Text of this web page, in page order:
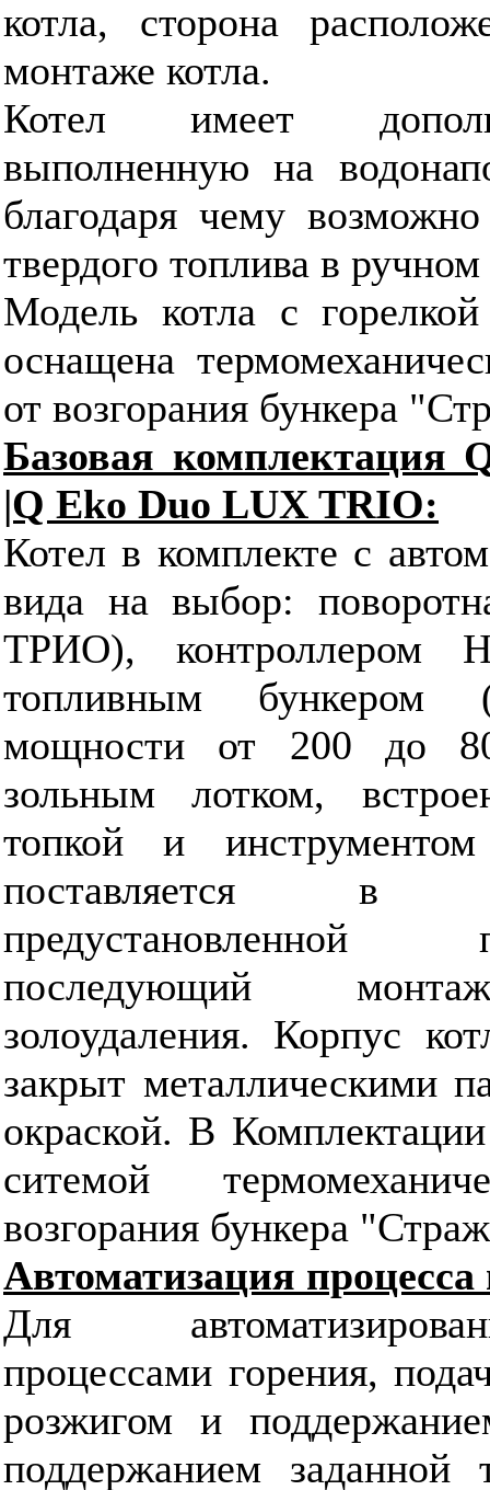
котла, сторона
монтаже котла.
Котел имеет
выполненную на
благодаря чему
твердого топлива в
Модель котла с
оснащена
от возгорания бункера
Базовая комплектация
|Q Eko Duo LUX TRIO:
Котел в комплекте c
вида на выбор:
ТРИО), контроллером
топливным бункером
мощности от 200 до
зольным лотком,
топкой и
поставляется в
последующий
золоудаления. Корпус
закрыт металлическими
окраской. В
ситемой
возгорания бункера
Автоматизация процесса
Для
процессами горения,
розжигом и
поддержанием заданной